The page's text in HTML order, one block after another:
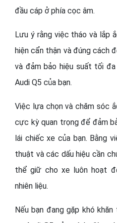
đầu cáp ở phía cọc âm.
Lưu ý rằng việc tháo và lắp
hiện cẩn thận và đúng cách
và đảm bảo hiệu suất tối
Audi Q5 của bạn.
Việc lựa chọn và chăm sóc
cực kỳ quan trọng để đảm
lái chiếc xe của bạn. Bằng
thuật và các dấu hiệu cần
thể giữ cho xe luôn hoạt
nhiên liệu.
Nếu bạn đang gặp khó